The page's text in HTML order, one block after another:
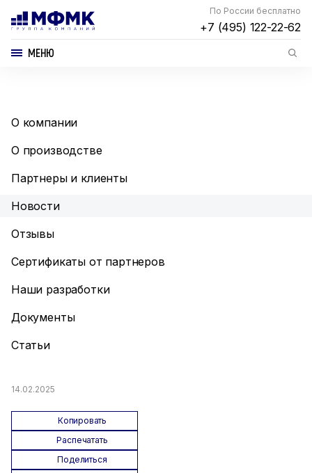
По России бесплатно
+7 (495) 122-22-62
МЕНЮ
О компании
О производстве
Партнеры и клиенты
Новости
Отзывы
Сертификаты от партнеров
Наши разработки
Документы
Статьи
14.02.2025
Копировать
Распечатать
Поделиться